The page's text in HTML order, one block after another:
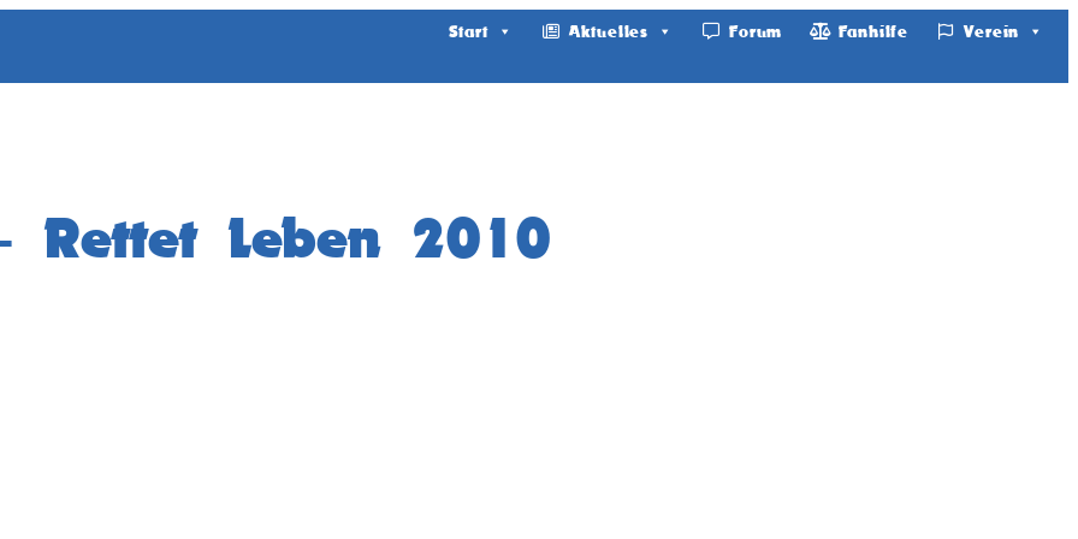
Start Aktuelles Forum Fanhilfe Verein
Rettet Leben 2010